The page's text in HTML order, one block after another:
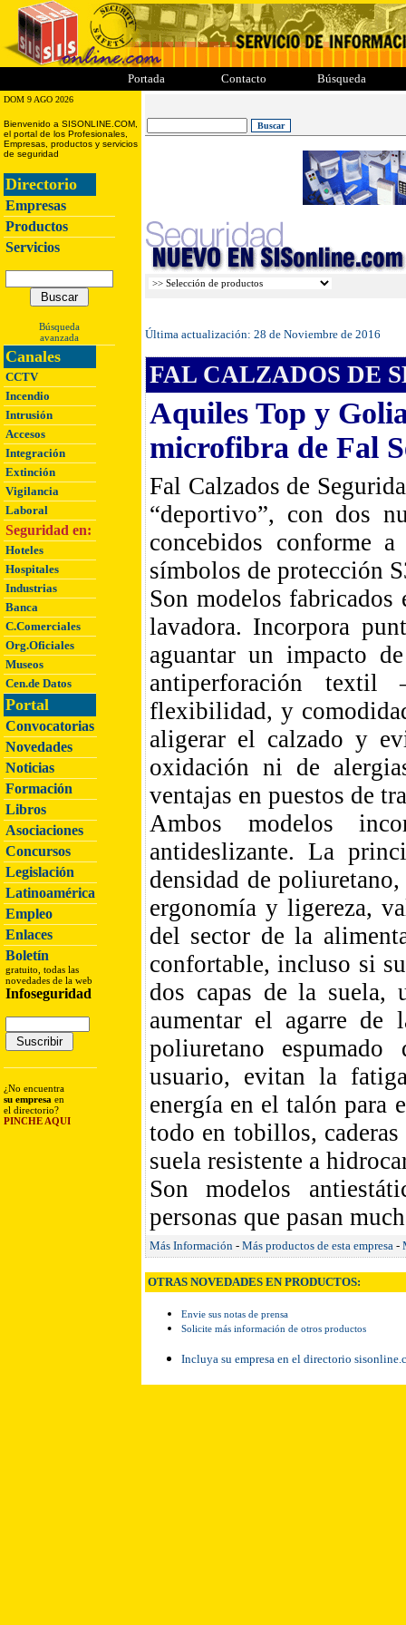
Portada Contacto Búsqueda
DOM 9 AGO 2026
Bienvenido a SISONLINE.COM,
el portal de los Profesionales,
Empresas, productos y servicios
de seguridad
Directorio
Empresas
Productos
Servicios
Búsqueda
avanzada
Canales
CCTV
Incendio
Intrusión
Accesos
Integración
Extinción
Vigilancia
Laboral
Seguridad en:
Hoteles
Hospitales
Industrias
Banca
C.Comerciales
Org.Oficiales
Museos
Cen.de Datos
Portal
Convocatorias
Novedades
Noticias
Formación
Libros
Asociaciones
Concursos
Legislación
Latinoamérica
Empleo
Enlaces
Boletín
gratuito, todas las
novedades de la web
Infoseguridad
¿No encuentra
su empresa en
el directorio?
PINCHE AQUI
Última actualización: 28 de Noviembre de 2016
FAL CALZADOS DE
Aquiles Top y
microfibra de Fal
Fal Calzados de
“deportivo”, con dos
concebidos conforme
símbolos de protección
Son modelos
lavadora. Incorpora
aguantar un impacto
antiperforación textil
flexibilidad, y
aligerar el calzado y
oxidación ni de
ventajas en puestos de
Ambos modelos
antideslizante. La
densidad de
ergonomía y ligereza,
del sector de la
confortable, incluso si
dos capas de la suela,
aumentar el agarre
poliuretano
usuario, evitan la
energía en el talón para
todo en tobillos,
suela resistente a
Son modelos
personas que pasan
Más Información - Más productos de esta empresa -
OTRAS NOVEDADES EN PRODUCTOS:
Envie sus notas de prensa
Solicite más información de otros productos
Incluya su empresa en el directorio